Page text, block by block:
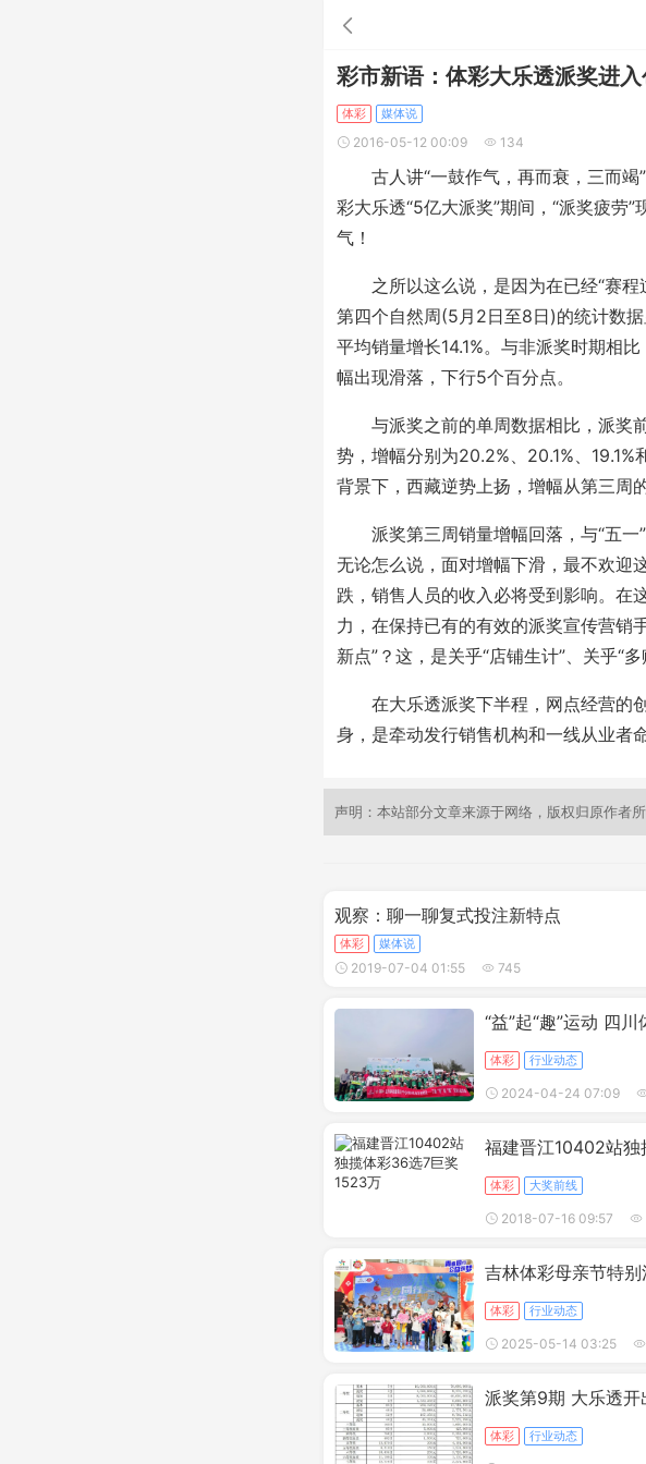
彩市新语：体彩大乐透派奖进
体彩 媒体说
2016-05-12 00:09 134
古人讲“一鼓作气，再而衰，三而竭
彩大乐透“5亿大派奖”期间，“派奖疲
气！
之所以这么说，是因为在已经“赛程
第四个自然周(5月2日至8日)的统计数
平均销量增长14.1%。与非派奖时期相
幅出现滑落，下行5个百分点。
与派奖之前的单周数据相比，派奖前
势，增幅分别为20.2%、20.1%、
背景下，西藏逆势上扬，增幅从第三周
派奖第三周销量增幅回落，与“五一”
无论怎么说，面对增幅下滑，最不欢迎
跌，销售人员的收入必将受到影响。在
力，在保持已有的有效的派奖宣传营销
新点”？这，是关乎“店铺生计”、关乎“
在大乐透派奖下半程，网点经营的创
身，是牵动发行销售机构和一线从业者
声明：本站部分文章来源于网络，版权归原作者
观察：聊一聊复式投注新特点
体彩 媒体说
2019-07-04 01:55 745
“益”起“趣”运动 四
体彩 行业动态
2024-04-24 07:09
福建晋江10402站
体彩 大奖前线
2018-07-16 09:57
吉林体彩母亲节特
体彩 行业动态
2025-05-14 03:25
派奖第9期 大乐透开
体彩 行业动态